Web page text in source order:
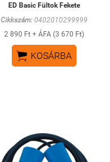
ED Basic Fültok Fekete
Cikkszám: 0402010299999
2 890 Ft + ÁFA (3 670 Ft)
 KOSÁRBA